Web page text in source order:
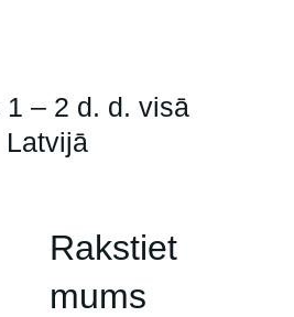
Rakstiet
mums
1 – 2 d. d. visā
Latvijā